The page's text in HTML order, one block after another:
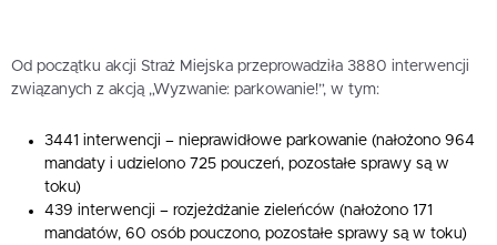
Od początku akcji Straż Miejska przeprowadziła 3880 interwencji
związanych z akcją „Wyzwanie: parkowanie!”, w tym:
3441 interwencji – nieprawidłowe parkowanie (nałożono 964
mandaty i udzielono 725 pouczeń, pozostałe sprawy są w
toku)
439 interwencji – rozjeżdżanie zieleńców (nałożono 171
mandatów, 60 osób pouczono, pozostałe sprawy są w toku)